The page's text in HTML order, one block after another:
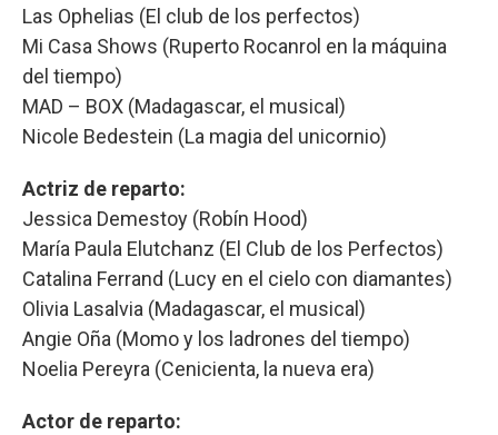
Las Ophelias (El club de los perfectos)
Mi Casa Shows (Ruperto Rocanrol en la máquina
del tiempo)
MAD – BOX (Madagascar, el musical)
Nicole Bedestein (La magia del unicornio)
Actriz de reparto:
Jessica Demestoy (Robín Hood)
María Paula Elutchanz (El Club de los Perfectos)
Catalina Ferrand (Lucy en el cielo con diamantes)
Olivia Lasalvia (Madagascar, el musical)
Angie Oña (Momo y los ladrones del tiempo)
Noelia Pereyra (Cenicienta, la nueva era)
Actor de reparto: